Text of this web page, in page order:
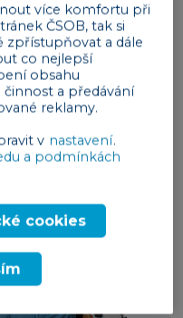
vozu přes
nad 40 milionů
„Já sama jezdím v
také
svěřuje se Jana
Velkolosinské
fotovoltaiku a příští
více komfortu při
ČSOB, tak si
zpřístupňovat a dále
co nejlepší
obsahu
a předávání
reklamy.
v nastavení.
a podmínkách
cookies